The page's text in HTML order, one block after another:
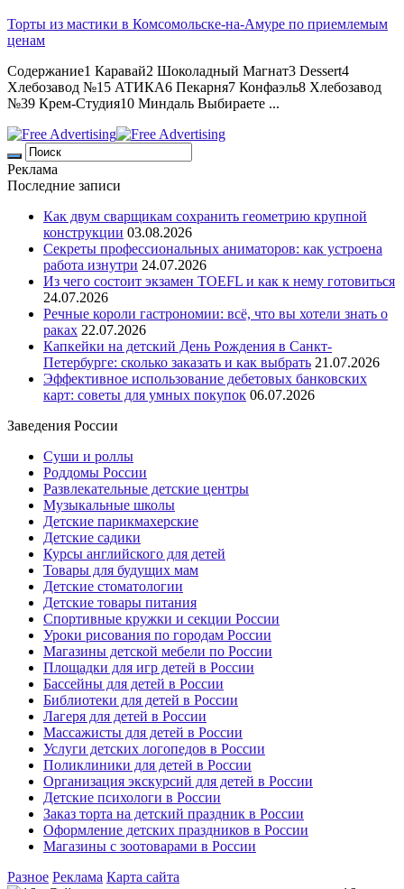
Торты из мастики в Комсомольске-на-Амуре по приемлемым
ценам
Содержание1 Каравай2 Шоколадный Магнат3 Dessert4
Хлебозавод №15 АТИКА6 Пекарня7 Конфаэль8 Хлебозавод
№39 Крем-Студия10 Миндаль Выбираете ...
Реклама
Последние записи
Как двум сварщикам сохранить геометрию крупной
конструкции 03.08.2026
Секреты профессиональных аниматоров: как устроена
работа изнутри 24.07.2026
Из чего состоит экзамен TOEFL и как к нему готовиться
24.07.2026
Речные короли гастрономии: всё, что вы хотели знать о
раках 22.07.2026
Капкейки на детский День Рождения в Санкт-
Петербурге: сколько заказать и как выбрать 21.07.2026
Эффективное использование дебетовых банковских
карт: советы для умных покупок 06.07.2026
Заведения России
Суши и роллы
Роддомы России
Развлекательные детские центры
Музыкальные школы
Детские парикмахерские
Детские садики
Курсы английского для детей
Товары для будущих мам
Детские стоматологии
Детские товары питания
Спортивные кружки и секции России
Уроки рисования по городам России
Магазины детской мебели по России
Площадки для игр детей в России
Бассейны для детей в России
Библиотеки для детей в России
Лагеря для детей в России
Массажисты для детей в России
Услуги детских логопедов в России
Поликлиники для детей в России
Организация экскурсий для детей в России
Детские психологи в России
Заказ торта на детский праздник в России
Оформление детских праздников в России
Магазины с зоотоварами в России
Разное Реклама Карта сайта